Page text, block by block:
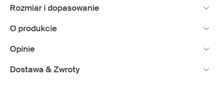
Rozmiar i dopasowanie
O produkcie
Opinie
Dostawa & Zwroty